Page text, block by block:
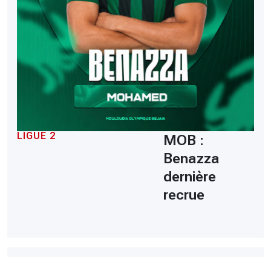
LIGUE 2
MOB :
Benazza
dernière
recrue